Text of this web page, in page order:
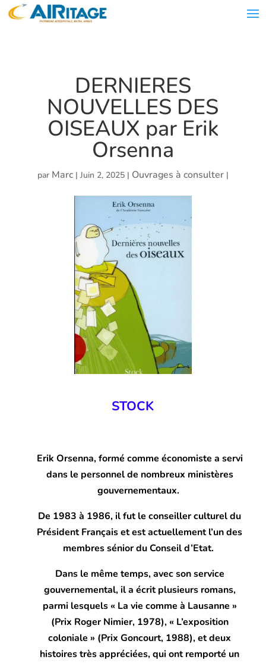
DERNIERES
NOUVELLES DES
OISEAUX par Erik
Orsenna
par Marc| Juin 2, 2025| Ouvrages à consulter|
STOCK
Erik Orsenna, formé comme économiste a servi
dans le personnel de nombreux ministères
gouvernementaux.
De 1983 à 1986, il fut le conseiller culturel du
Président Français et est actuellement l’un des
membres sénior du Conseil d’Etat.
Dans le même temps, avec son service
gouvernemental, il a écrit plusieurs romans,
parmi lesquels « La vie comme à Lausanne »
(Prix Roger Nimier, 1978), « L’exposition
coloniale » (Prix Goncourt, 1988), et deux
histoires très appréciées, qui ont remporté un